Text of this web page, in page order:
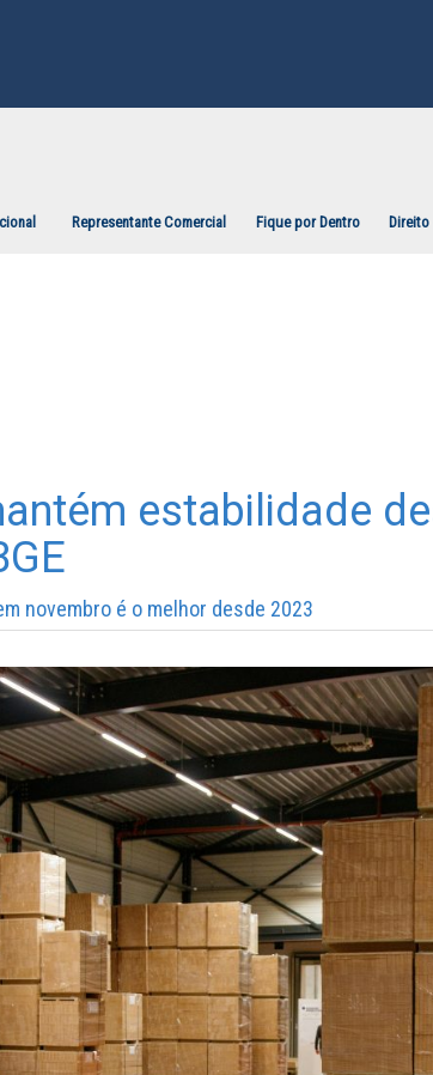
Representante Comercial Fique por Dentro
estabilidade
novembro é o melhor desde 2023